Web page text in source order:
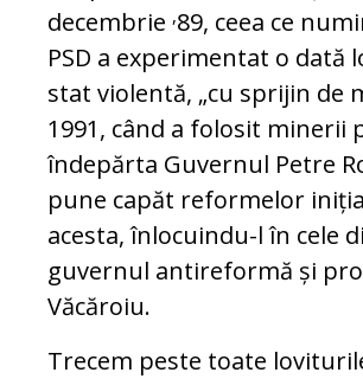
decembrie ,89, ceea ce
PSD a experimentat o dată
stat violentă, „cu sprijin de
1991, când a folosit minerii
îndepărta Guvernul Petre
pune capăt reformelor
acesta, înlocuindu-l în cele
guvernul antireformă și
Văcăroiu.
Trecem peste toate